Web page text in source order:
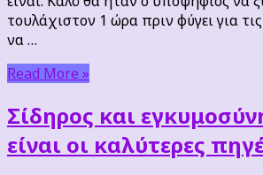
τουλάχιστον 1 ώρα πριν φύγει για
να …
Read More »
Σίδηρος και
είναι οι καλύτερες